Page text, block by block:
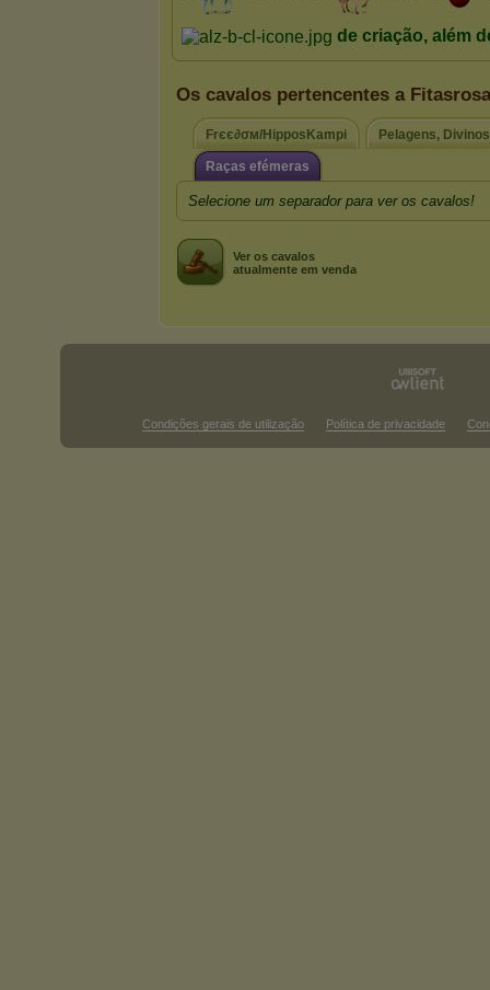
Os cavalos pertencentes a Fitasrosa
Frєє∂σм/HipposKampi Pelagens,
Raças efémeras
Selecione um separador para ver os cavalos!
Ver os cavalos
atualmente em venda
Condições gerais de utilização Política de privacidade